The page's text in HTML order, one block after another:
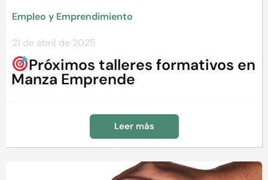
Empleo y Emprendimiento
21 de abril de 2025
Próximos talleres formativos en
Manza Emprende
Leer más